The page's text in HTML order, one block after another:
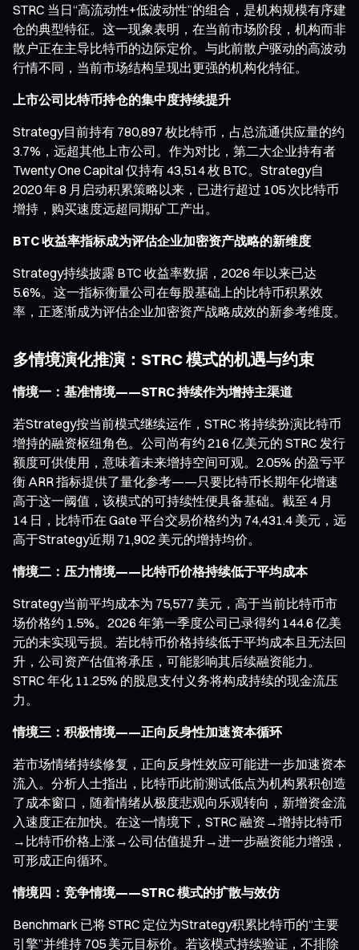
STRC 当日“高流动性+低波动性”的组合，是机构规模有序建
仓的典型特征。这一现象表明，在当前市场阶段，机构而非
散户正在主导比特币的边际定价。与此前散户驱动的高波动
行情不同，当前市场结构呈现出更强的机构化特征。
上市公司比特币持仓的集中度持续提升
Strategy目前持有 780,897 枚比特币，占总流通供应量的约
3.7%，远超其他上市公司。作为对比，第二大企业持有者
Twenty One Capital 仅持有 43,514 枚 BTC。Strategy自
2020 年 8 月启动积累策略以来，已进行超过 105 次比特币
增持，购买速度远超同期矿工产出。
BTC 收益率指标成为评估企业加密资产战略的新维度
Strategy持续披露 BTC 收益率数据，2026 年以来已达
5.6%。这一指标衡量公司在每股基础上的比特币积累效
率，正逐渐成为评估企业加密资产战略成效的新参考维度。
多情境演化推演：STRC 模式的机遇与约束
情境一：基准情境——STRC 持续作为增持主渠道
若Strategy按当前模式继续运作，STRC 将持续扮演比特币
增持的融资枢纽角色。公司尚有约 216 亿美元的 STRC 发行
额度可供使用，意味着未来增持空间可观。2.05% 的盈亏平
衡 ARR 指标提供了量化参考——只要比特币长期年化增速
高于这一阈值，该模式的可持续性便具备基础。截至 4 月
14 日，比特币在 Gate 平台交易价格约为 74,431.4 美元，远
高于Strategy近期 71,902 美元的增持均价。
情境二：压力情境——比特币价格持续低于平均成本
Strategy当前平均成本为 75,577 美元，高于当前比特币市
场价格约 1.5%。2026 年第一季度公司已录得约 144.6 亿美
元的未实现亏损。若比特币价格持续低于平均成本且无法回
升，公司资产估值将承压，可能影响其后续融资能力。
STRC 年化 11.25% 的股息支付义务将构成持续的现金流压
力。
情境三：积极情境——正向反身性加速资本循环
若市场情绪持续修复，正向反身性效应可能进一步加速资本
流入。分析人士指出，比特币此前测试低点为机构累积创造
了成本窗口，随着情绪从极度悲观向乐观转向，新增资金流
入速度正在加快。在这一情境下，STRC 融资→增持比特币
→比特币价格上涨→公司估值提升→进一步融资能力增强，
可形成正向循环。
情境四：竞争情境——STRC 模式的扩散与效仿
Benchmark 已将 STRC 定位为Strategy积累比特币的“主要
引擎”并维持 705 美元目标价。若该模式持续验证，不排除